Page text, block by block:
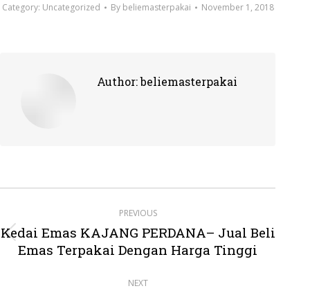
Category: Uncategorized By beliemasterpakai November 1, 2018
Author:beliemasterpakai
navigation
PREVIOUS
Previous
post:
Kedai Emas KAJANG PERDANA– Jual Beli
Emas Terpakai Dengan Harga Tinggi
NEXT